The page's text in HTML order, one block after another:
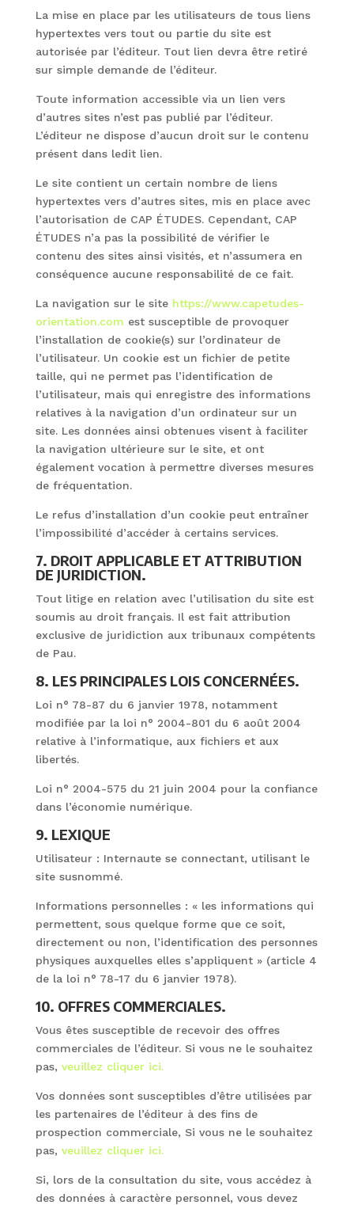
La mise en place par les utilisateurs de tous liens
hypertextes vers tout ou partie du site est
autorisée par l’éditeur. Tout lien devra être retiré
sur simple demande de l’éditeur.
Toute information accessible via un lien vers
d’autres sites n’est pas publié par l’éditeur.
L’éditeur ne dispose d’aucun droit sur le contenu
présent dans ledit lien.
Le site contient un certain nombre de liens
hypertextes vers d’autres sites, mis en place avec
l’autorisation de CAP ÉTUDES. Cependant, CAP
ÉTUDES n’a pas la possibilité de vérifier le
contenu des sites ainsi visités, et n’assumera en
conséquence aucune responsabilité de ce fait.
La navigation sur le site https://www.capetudes-
orientation.com est susceptible de provoquer
l’installation de cookie(s) sur l’ordinateur de
l’utilisateur. Un cookie est un fichier de petite
taille, qui ne permet pas l’identification de
l’utilisateur, mais qui enregistre des informations
relatives à la navigation d’un ordinateur sur un
site. Les données ainsi obtenues visent à faciliter
la navigation ultérieure sur le site, et ont
également vocation à permettre diverses mesures
de fréquentation.
Le refus d’installation d’un cookie peut entraîner
l’impossibilité d’accéder à certains services.
7. DROIT APPLICABLE ET ATTRIBUTION
DE JURIDICTION.
Tout litige en relation avec l’utilisation du site est
soumis au droit français. Il est fait attribution
exclusive de juridiction aux tribunaux compétents
de Pau.
8. LES PRINCIPALES LOIS CONCERNÉES.
Loi n° 78-87 du 6 janvier 1978, notamment
modifiée par la loi n° 2004-801 du 6 août 2004
relative à l’informatique, aux fichiers et aux
libertés.
Loi n° 2004-575 du 21 juin 2004 pour la confiance
dans l’économie numérique.
9. LEXIQUE
Utilisateur : Internaute se connectant, utilisant le
site susnommé.
Informations personnelles : « les informations qui
permettent, sous quelque forme que ce soit,
directement ou non, l’identification des personnes
physiques auxquelles elles s’appliquent » (article 4
de la loi n° 78-17 du 6 janvier 1978).
10. OFFRES COMMERCIALES.
Vous êtes susceptible de recevoir des offres
commerciales de l’éditeur. Si vous ne le souhaitez
pas, veuillez cliquer ici.
Vos données sont susceptibles d’être utilisées par
les partenaires de l’éditeur à des fins de
prospection commerciale, Si vous ne le souhaitez
pas, veuillez cliquer ici.
Si, lors de la consultation du site, vous accédez à
des données à caractère personnel, vous devez